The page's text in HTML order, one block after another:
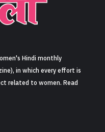
Hindi monthly
in which every effort is
related to women. Read